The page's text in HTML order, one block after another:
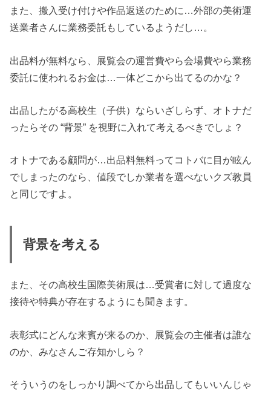
また、搬入受け付けや作品返送のために…外部の美術運
送業者さんに業務委託もしているようだし…。
出品料が無料なら、展覧会の運営費やら会場費やら業務
委託に使われるお金は…一体どこから出てるのかな？
出品したがる高校生（子供）ならいざしらず、オトナだ
ったらその “背景” を視野に入れて考えるべきでしょ？
オトナである顧問が…出品料無料ってコトバに目が眩ん
でしまったのなら、値段でしか業者を選べないクズ教員
と同じですよ。
背景を考える
また、その高校生国際美術展は…受賞者に対して過度な
接待や特典が存在するようにも聞きます。
表彰式にどんな来賓が来るのか、展覧会の主催者は誰な
のか、みなさんご存知かしら？
そういうのをしっかり調べてから出品してもいいんじゃ